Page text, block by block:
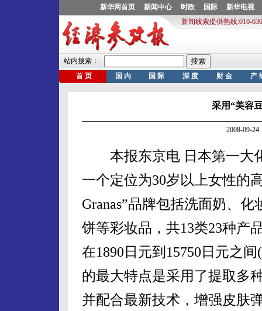
采用“美容
2008-09-
本报东京电 日本第一大
一个定位为30岁以上女性的
Granas”品牌包括洗面奶、
饼等彩妆品，共13类23种产
在1890日元到15750日元之
的最大特点是采用了提取多
并配合最新技术，增强皮肤